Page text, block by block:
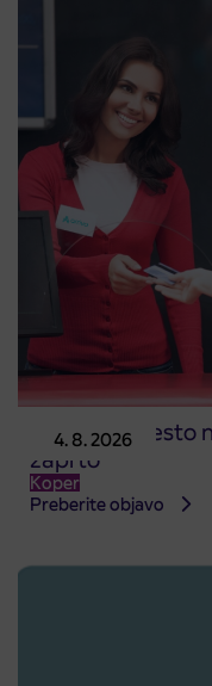
4. 8. 2026
Prodajno mesto
zaprto
Koper
Preberite objavo